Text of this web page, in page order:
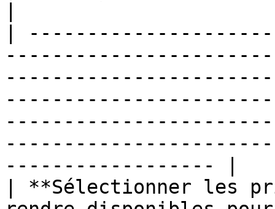
|
------------------ |
| **Sélectionner les